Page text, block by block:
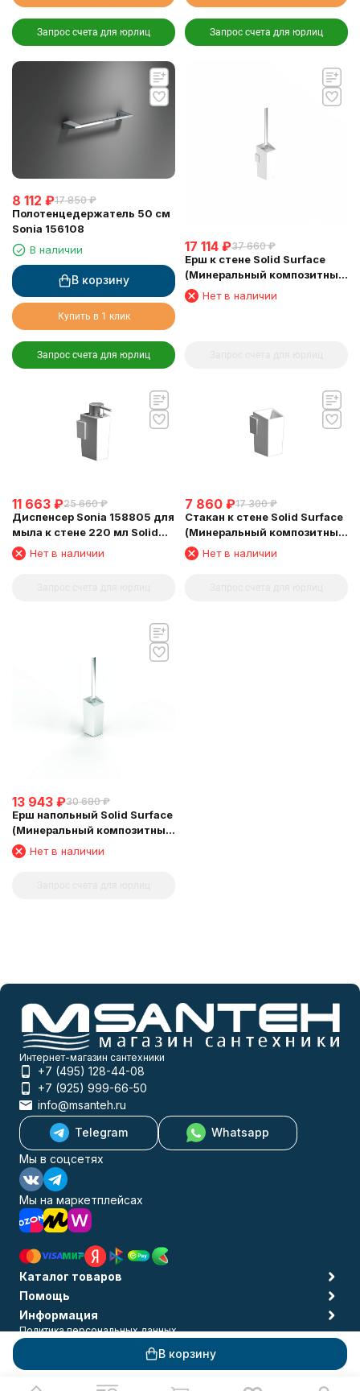
В корзину
Запрос счета для юрлиц Запрос счета для юрлиц
8 112 ₽17 850 ₽
Полотенцедержатель 50 см
Sonia 156108
В наличии
В корзину
Купить в 1 клик
Запрос счета для юрлиц
17 114 ₽37 660 ₽
Ерш к стене Solid Surface
(Минеральный композитный
материал) Sonia 158799
Нет в наличии
11 663 ₽25 660 ₽
Диспенсер Sonia 158805 для
мыла к стене 220 мл Solid
Surface (Минеральный
композитный материал)
Нет в наличии
7 860 ₽17 300 ₽
Стакан к стене Solid Surface
(Минеральный композитный
материал) Sonia 158812
Нет в наличии
13 943 ₽30 680 ₽
Ерш напольный Solid Surface
(Минеральный композитный
материал) Sonia 154265
Нет в наличии
Интернет-магазин сантехники
+7 (495) 128-44-08
+7 (925) 999-66-50
info@msanteh.ru
Telegram
Whatsapp
Мы в соцсетях
Мы на маркетплейсах
Каталог товаров
Помощь
Информация
Политика персональных данных
© 2009-2026 MSANTEH